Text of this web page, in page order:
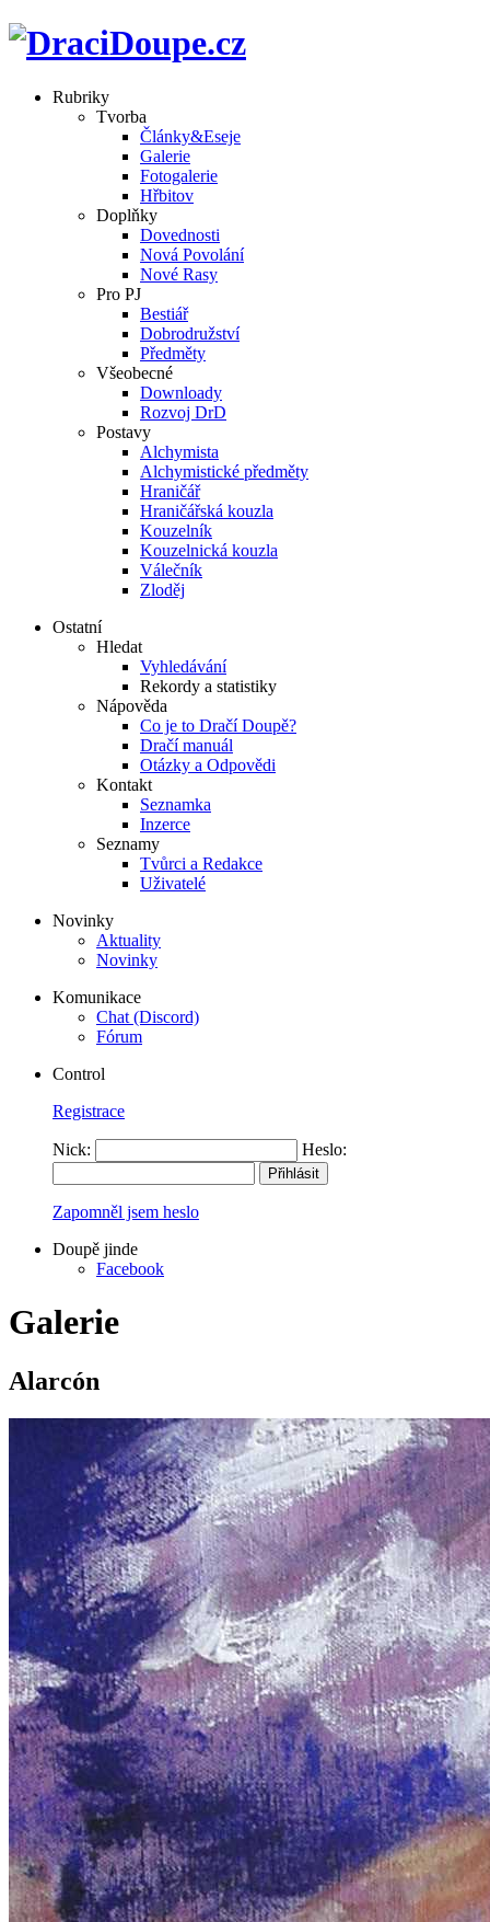
Rubriky
Tvorba
Články&Eseje
Galerie
Fotogalerie
Hřbitov
Doplňky
Dovednosti
Nová Povolání
Nové Rasy
Pro PJ
Bestiář
Dobrodružství
Předměty
Všeobecné
Downloady
Rozvoj DrD
Postavy
Alchymista
Alchymistické předměty
Hraničář
Hraničářská kouzla
Kouzelník
Kouzelnická kouzla
Válečník
Zloděj
Ostatní
Hledat
Vyhledávání
Rekordy a statistiky
Nápověda
Co je to Dračí Doupě?
Dračí manuál
Otázky a Odpovědi
Kontakt
Seznamka
Inzerce
Seznamy
Tvůrci a Redakce
Uživatelé
Novinky
Aktuality
Novinky
Komunikace
Chat (Discord)
Fórum
Control
Registrace
Nick: Heslo:
Zapomněl jsem heslo
Doupě jinde
Facebook
Galerie
Alarcón